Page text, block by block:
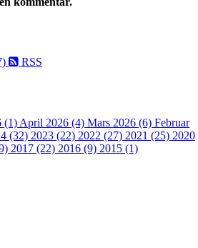
RSS
(1) April 2026 (4) Mars 2026 (6) Februar
(32) 2023 (22) 2022 (27) 2021 (25) 2020
2017 (22) 2016 (9) 2015 (1)